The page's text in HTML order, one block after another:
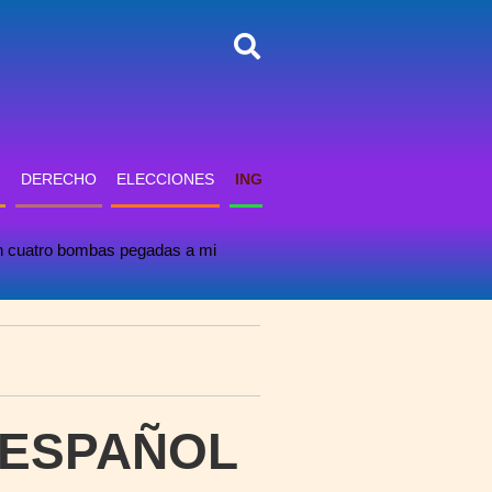
DERECHO ELECCIONES INGLÉS
cuatro bombas pegadas a mi